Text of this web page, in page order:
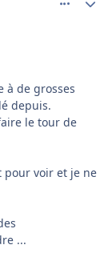
à de grosses
depuis.
le tour de
pour voir et je ne
...